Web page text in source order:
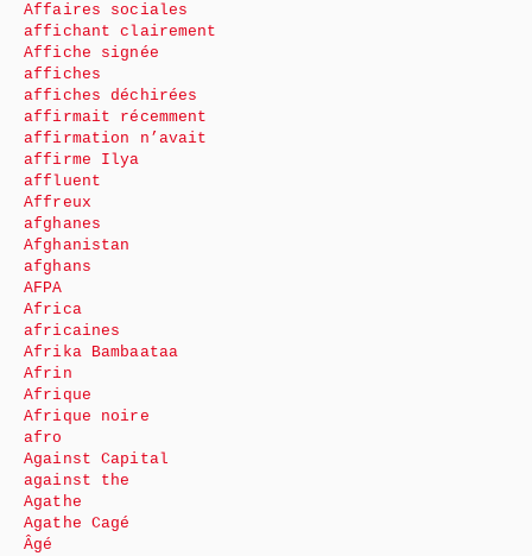
Affaires sociales
affichant clairement
Affiche signée
affiches
affiches déchirées
affirmait récemment
affirmation n’avait
affirme Ilya
affluent
Affreux
afghanes
Afghanistan
afghans
AFPA
Africa
africaines
Afrika Bambaataa
Afrin
Afrique
Afrique noire
afro
Against Capital
against the
Agathe
Agathe Cagé
Âgé